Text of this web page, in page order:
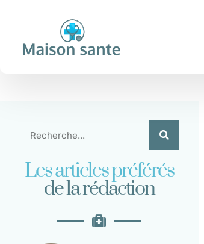
Les articles préférés
de la rédaction